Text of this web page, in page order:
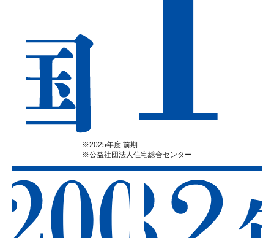
※2025年度 前期
※公益社団法人住宅総合センター